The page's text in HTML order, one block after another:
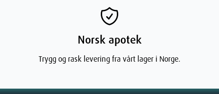
Norsk apotek
Trygg og rask levering fra vårt lager i Norge.